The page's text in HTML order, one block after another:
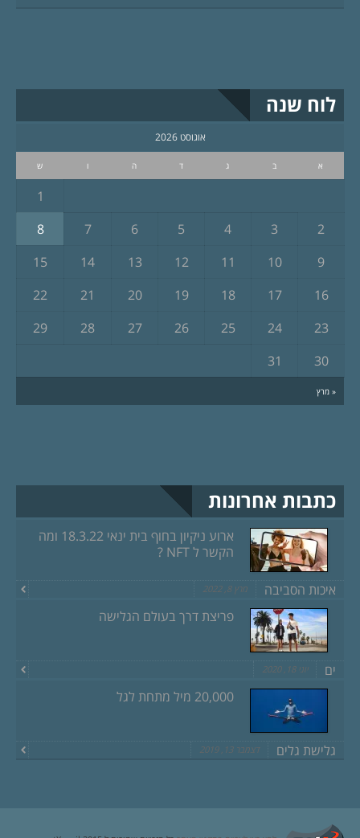
לוח שנה
אוגוסט 2026
א ב ג ד ה ו ש
« מרץ
1
2
3
4
5
6
7
8
9
10
11
12
13
14
15
16
17
18
19
20
21
22
23
24
25
26
27
28
29
30
31
כתבות אחרונות
ארוע ניקיון בחוף בית ינאי 18.3.22 ומה
הקשר ל NFT ?
איכות הסביבה מרץ 8, 2022
פריצת דרך בעולם הגלישה
ים יוני 18, 2020
20,000 מיל מתחת לגל
גלישת גלים דצמבר 13, 2019